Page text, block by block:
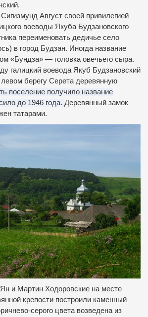
Август своей привилегией
воеводы Якуба Будзановского
переименовать дедичье село
в город Будзан. Иногда название
«Бундза» — головка овечьего сыра.
галицкий воевода Якуб Будзановский
берегу Серета деревянную
поселение получило название
до 1946 года. Деревянный замок
татарами.
и Мартин Ходоровские на месте
крепости построили каменный
серого цвета возведена из